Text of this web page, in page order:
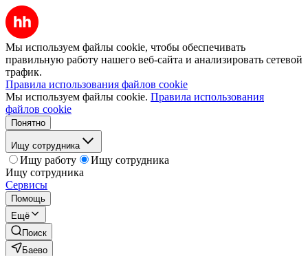
Мы используем файлы cookie, чтобы обеспечивать
правильную работу нашего веб-сайта и анализировать сетевой
трафик.
Правила использования файлов cookie
Мы используем файлы cookie. Правила использования
файлов cookie
Понятно
Ищу сотрудника
Ищу работу
Ищу сотрудника
Ищу сотрудника
Сервисы
Помощь
Ещё
Поиск
Баево